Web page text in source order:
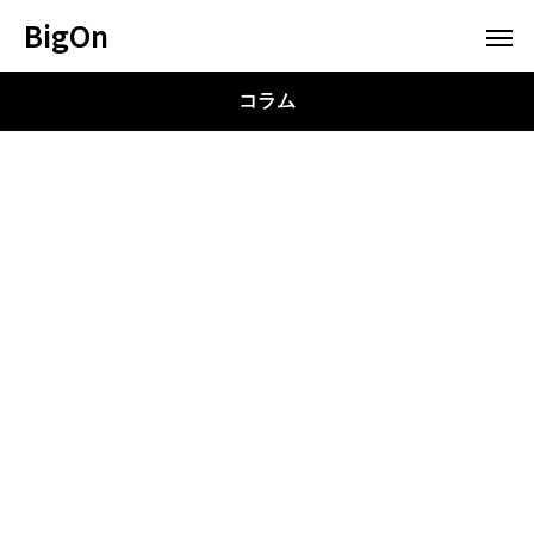
BigOn
コラム